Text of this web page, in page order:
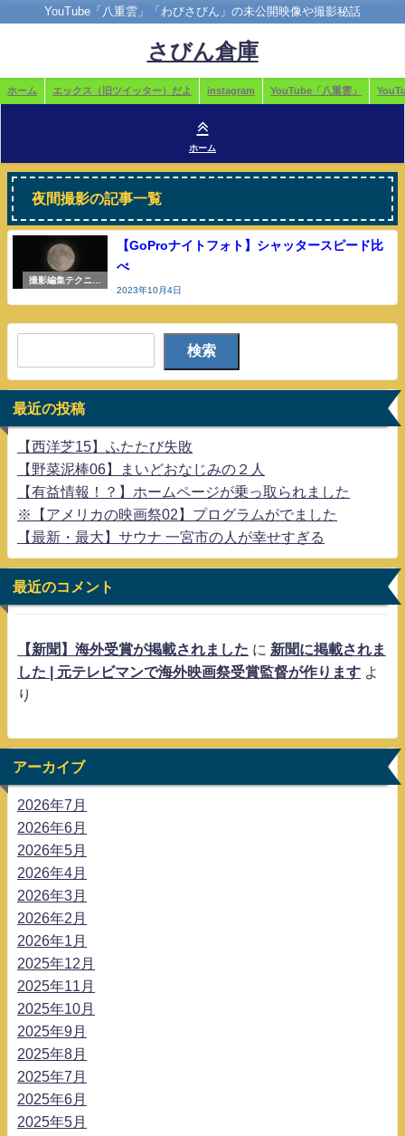
YouTube「八重雲」「わびさびん」の未公開映像や撮影秘話
さびん倉庫
ホーム エックス（旧ツイッター）だよ instagram YouTube「八重雲」
ホーム
夜間撮影の記事一覧
撮影編集テクニッ
【GoProナイトフォト】シャッタースピード比
べ
2023年10月4日
検索
最近の投稿
【西洋芝15】ふたたび失敗
【野菜泥棒06】まいどおなじみの２人
【有益情報！？】ホームページが乗っ取られました
※【アメリカの映画祭02】プログラムがでました
【最新・最大】サウナ 一宮市の人が幸せすぎる
最近のコメント
【新聞】海外受賞が掲載されました に 新聞に掲載されま
した | 元テレビマンで海外映画祭受賞監督が作ります よ
り
アーカイブ
2026年7月
2026年6月
2026年5月
2026年4月
2026年3月
2026年2月
2026年1月
2025年12月
2025年11月
2025年10月
2025年9月
2025年8月
2025年7月
2025年6月
2025年5月